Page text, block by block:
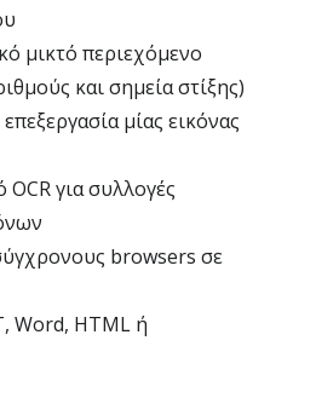
μικτό περιεχόμενο
και σημεία στίξης)
μίας εικόνας
για συλλογές
browsers σε
Word, HTML ή